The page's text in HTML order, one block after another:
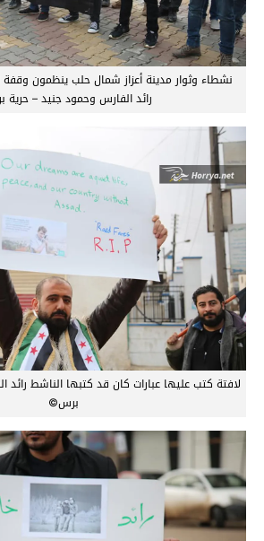
نشطاء وثوار مدينة أعزاز شمال حلب ينظمون وقفة
رائد الفارس وحمود جنيد –
لافتة كتب عليها عبارات كان قد كتبها الناشط رائد
برس©